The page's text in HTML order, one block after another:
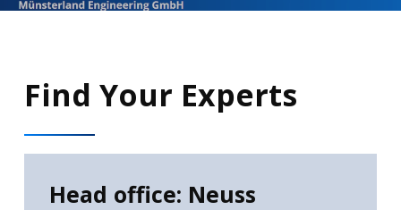
Find Your Experts
Head office: Neuss